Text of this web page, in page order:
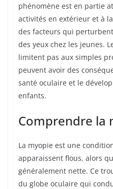
phénomène est en partie
activités en extérieur et à
des facteurs qui
des yeux chez les jeunes.
limitent pas aux simples
peuvent avoir des
santé oculaire et le
enfants.
Comprendre la
La myopie est une
apparaissent flous, alors
généralement nette. Ce
du globe oculaire qui